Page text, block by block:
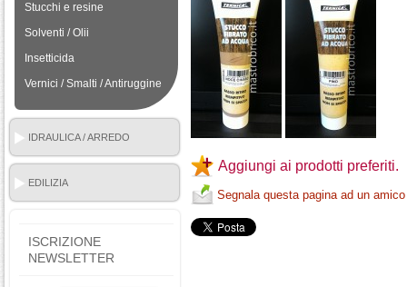
Stucchi e resine
Solventi / Olii
Insetticida
Vernici / Smalti / Antiruggine
IDRAULICA / ARREDO
BAGNO
EDILIZIA
ISCRIZIONE
NEWSLETTER
Aggiungi ai prodotti preferiti.
Segnala questa pagina ad un amico